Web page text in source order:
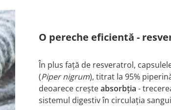
O pereche eficientă -
În plus față de resveratrol,
(Piper nigrum), titrat la 95%
deoarece creșteabsorbția -
sistemul digestiv în circulația